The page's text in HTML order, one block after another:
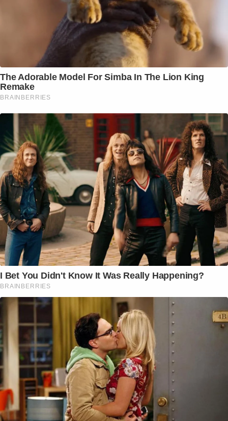
The Adorable Model For Simba In The Lion King
Remake
BRAINBERRIES
I Bet You Didn't Know It Was Really Happening?
BRAINBERRIES